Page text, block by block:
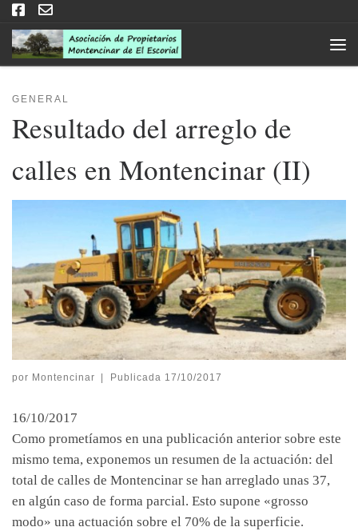
GENERAL
Resultado del arreglo de
calles en Montencinar (II)
por Montencinar Publicada 17/10/2017
16/10/2017
Como prometíamos en una publicación anterior sobre este
mismo tema, exponemos un resumen de la actuación: del
total de calles de Montencinar se han arreglado unas 37,
en algún caso de forma parcial. Esto supone «grosso
modo» una actuación sobre el 70% de la superficie.